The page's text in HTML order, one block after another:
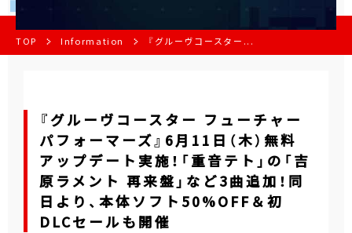
TOP Information 『グルーヴコースター...
『グルーヴコースター フューチャー
パフォーマーズ』6月11日（木）無料
アップデート実施！「重音テト」の「吉
原ラメント 再来盤」など3曲追加！同
日より、本体ソフト50%OFF＆初
DLCセールも開催